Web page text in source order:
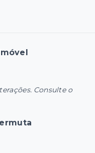
Consulte o